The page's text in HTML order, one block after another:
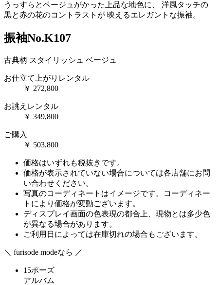
うっすらとベージュがかった上品な地色に、 洋風タッチの
黒と赤の花のコントラストが 映えるエレガントな振袖。
振袖No.K107
古典柄 スタイリッシュ ベージュ
お仕立て上がりレンタル
￥ 272,800
お誂えレンタル
￥ 349,800
ご購入
￥ 503,800
価格はいずれも税抜きです。
価格が表示されていない場合については各店舗にお問
い合わせください。
写真のコーディネートはイメージです。コーディネー
トにより価格が変動ございます。
ディスプレイ画面の色表現の都合上、現物とは多少色
が異なる場合があります。
ご利用日によっては在庫切れの場合もございます。
＼ furisode modeなら ／
15ポーズ
アルバム